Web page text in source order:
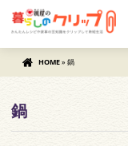
HOME» 鍋
鍋